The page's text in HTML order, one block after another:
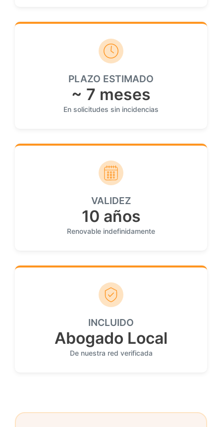
PLAZO ESTIMADO
~ 7 meses
En solicitudes sin incidencias
VALIDEZ
10 años
Renovable indefinidamente
INCLUIDO
Abogado Local
De nuestra red verificada